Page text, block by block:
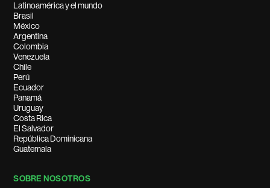
Latinoamérica y el mundo
Brasil
México
Argentina
Colombia
Venezuela
Chile
Perú
Ecuador
Panamá
Uruguay
Costa Rica
El Salvador
República Dominicana
Guatemala
SOBRE NOSOTROS